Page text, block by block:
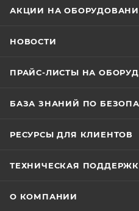
АКЦИИ НА
НОВОСТИ
ПРАЙС-ЛИСТЫ НА
БАЗА ЗНАНИЙ ПО
РЕСУРСЫ ДЛЯ КЛИЕНТОВ
ТЕХНИЧЕСКАЯ
О КОМПАНИИ